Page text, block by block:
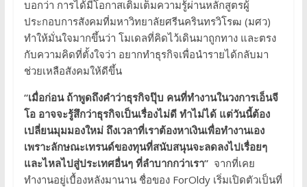
บอกว่า การได้มีโอกาสเติมเต็มความรู้ผ่านหลักสูตรผู้
ประกอบการสังคมที่มหาวิทยาลัยศรีนครินทรวิโรฒ (มศว)
ทำให้มั่นใจมากขึ้นว่า โมเดลที่คิดไว้เดินมาถูกทาง และตรง
กับความคิดที่ตั้งใจว่า อยากทำธุรกิจเพื่อนำรายได้กลับมา
ช่วยเหลือสังคมให้ดีขึ้น
“เมื่อก่อน ถ้าพูดถึงคำว่าธุรกิจปุ๊บ คนที่ทำงานในวงการเอ็นจี
โอ อาจจะรู้สึกว่าธุรกิจเป็นเรื่องไม่ดี ทำไม่ได้ แต่วันนี้ต้อง
เปลี่ยนมุมมองใหม่ ถึงเวลาที่เราต้องหาเงินเพื่อทำงานเอง
เพราะลักษณะเทรนด์ของทุนที่สนับสนุนจะลดลงไปเรื่อยๆ
และไหลไปสู่ประเทศอื่นๆ ที่ลำบากกว่าเรา” จากที่เคย
ทำงานอยู่เบื้องหลังมานาน ชื่อของ ForOldy เริ่มเปิดตัวเป็นที่